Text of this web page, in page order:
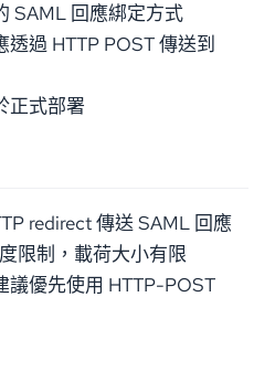
SAML 回應綁定方式
透過 HTTP POST 傳送到
正式部署
redirect 傳送 SAML 回應
限制，載荷大小有限
議優先使用 HTTP-POST